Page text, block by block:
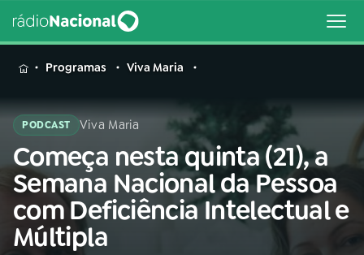
MENU
Buscar
na
Rádio
Nacional
Buscar
Programas Viva Maria
PODCAST Viva Maria
Começa nesta quinta (21), a
Semana Nacional da Pessoa
com Deficiência Intelectual e
Múltipla